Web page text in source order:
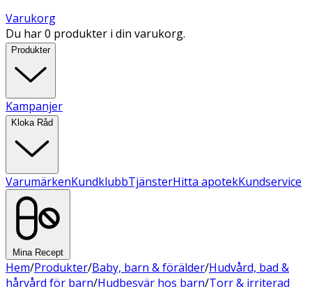
Varukorg
Du har 0 produkter i din varukorg.
Produkter
Kampanjer
Kloka Råd
VarumärkenKundklubbTjänsterHitta apotekKundservice
Mina Recept
Hem/Produkter/Baby, barn & förälder/Hudvård, bad &
hårvård för barn/Hudbesvär hos barn/Torr & irriterad